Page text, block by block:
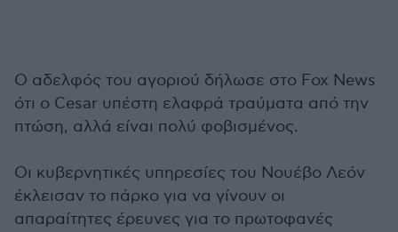
Ο αδελφός του αγοριού δήλωσε στο Fox News
ότι ο Cesar υπέστη ελαφρά τραύματα από την
πτώση, αλλά είναι πολύ φοβισμένος.
Οι κυβερνητικές υπηρεσίες του Νουέβο Λεόν
έκλεισαν το πάρκο για να γίνουν οι
απαραίτητες έρευνες για το πρωτοφανές